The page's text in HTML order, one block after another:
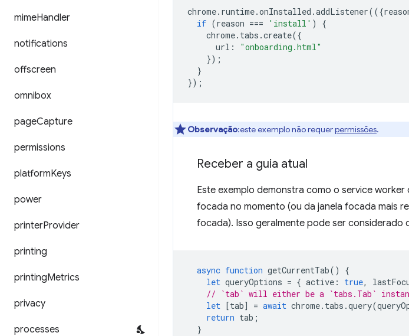
mimeHandler
notifications
offscreen
omnibox
pageCapture
permissions
platformKeys
power
printerProvider
printing
printingMetrics
privacy
processes
chrome. runtime.onInstalled .addListener(({
if (reason === 'install' )
{
chrome. tabs .create({
url :
"onboarding.html"
});
}
});
Observação:este exemplo não requerpermissões.
Receber a guia atual
Este exemplo demonstra como o service
focada no momento (ou da janela focada mais
focada). Isso geralmente pode ser considerado
async function getCurrentTab()
{
let queryOptions = { active : true,
// `tab` will either be a `tabs.Tab`
let [tab] = await chrome. tabs .query(
return tab ;
}